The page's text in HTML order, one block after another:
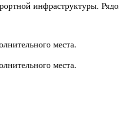
инфраструктуры.
места.
места.